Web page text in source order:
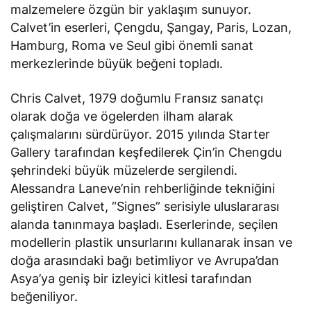
malzemelere özgün bir yaklaşım sunuyor.
Calvet’in eserleri, Çengdu, Şangay, Paris, Lozan,
Hamburg, Roma ve Seul gibi önemli sanat
merkezlerinde büyük beğeni topladı.
Chris Calvet, 1979 doğumlu Fransız sanatçı
olarak doğa ve ögelerden ilham alarak
çalışmalarını sürdürüyor. 2015 yılında Starter
Gallery tarafından keşfedilerek Çin’in Chengdu
şehrindeki büyük müzelerde sergilendi.
Alessandra Laneve’nin rehberliğinde tekniğini
geliştiren Calvet, “Signes” serisiyle uluslararası
alanda tanınmaya başladı. Eserlerinde, seçilen
modellerin plastik unsurlarını kullanarak insan ve
doğa arasındaki bağı betimliyor ve Avrupa’dan
Asya’ya geniş bir izleyici kitlesi tarafından
beğeniliyor.